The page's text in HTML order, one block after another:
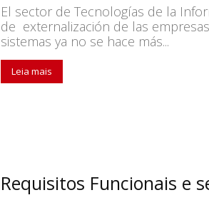
El sector de Tecnologías de la
de externalización de las
sistemas ya no se hace más...
Leia mais
Requisitos Funcionais e